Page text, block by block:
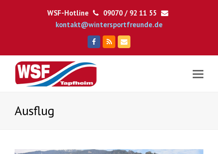
WSF-Hotline
09070 / 92 11 55
kontakt@wintersportfreunde.de
Facebook
RSS E-
Mail
Ausflug